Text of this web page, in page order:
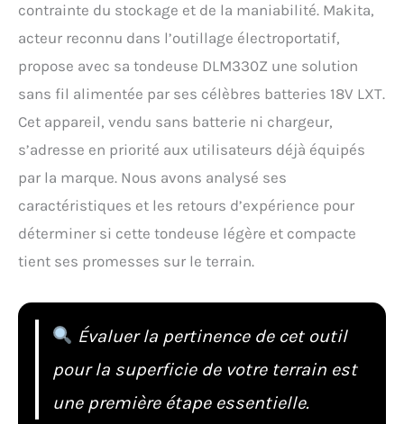
contrainte du stockage et de la maniabilité. Makita,
acteur reconnu dans l’outillage électroportatif,
propose avec sa tondeuse DLM330Z une solution
sans fil alimentée par ses célèbres batteries 18V LXT.
Cet appareil, vendu sans batterie ni chargeur,
s’adresse en priorité aux utilisateurs déjà équipés
par la marque. Nous avons analysé ses
caractéristiques et les retours d’expérience pour
déterminer si cette tondeuse légère et compacte
tient ses promesses sur le terrain.
Évaluer la pertinence de cet outil
pour la superficie de votre terrain est
une première étape essentielle.